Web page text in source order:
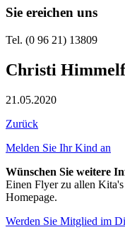
Sie ereichen uns
Tel. (0 96 21) 13809
Christi
21.05.2020
Zurück
Melden Sie Ihr Kind an
Wünschen Sie weitere
Einen Flyer zu allen
Homepage.
Werden Sie Mitglied im